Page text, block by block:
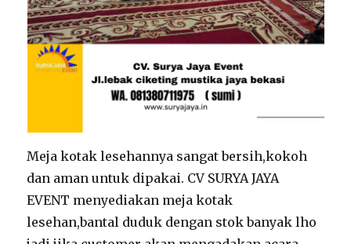
Meja kotak lesehannya sangat bersih,kokoh
dan aman untuk dipakai. CV SURYA JAYA
EVENT menyediakan meja kotak
lesehan,bantal duduk dengan stok banyak lho